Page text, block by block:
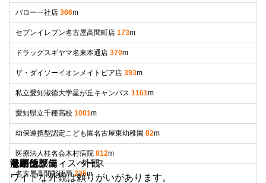
リビング
キッチン
浴室
トイレ
その他部屋・スペース
洗面所
収納
セキュリティ
その他設備
その他
外観
ワイドな外観は頼りがいがあります。
バロー一社店 366m
セブンイレブン名古屋高間町店 173m
ドラッグスギヤマ名東本通店 370m
ザ・ダイソーイオンメイトピア店 393m
私立愛知淑徳大学星が丘キャンパス 1161m
愛知県立千種高校 1001m
幼保連携型認定こども園名古屋東幼稚園 82m
医療法人桂名会木村病院 812m
名古屋高間郵便局235m